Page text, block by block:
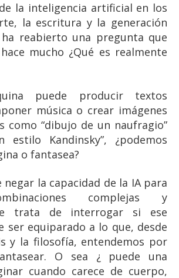
la inteligencia artificial en los
la escritura y la generación
ha reabierto una pregunta que
mucho ¿Qué es realmente
puede producir textos
música o crear imágenes
como “dibujo de un naufragio”
estilo Kandinsky”, ¿podemos
o fantasea?
la capacidad de la IA para
complejas y
trata de interrogar si ese
ser equiparado a lo que, desde
y la filosofía, entendemos por
O sea ¿ puede una
cuando carece de cuerpo,